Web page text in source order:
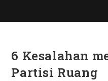
6 Kesalahan
Partisi Ruang